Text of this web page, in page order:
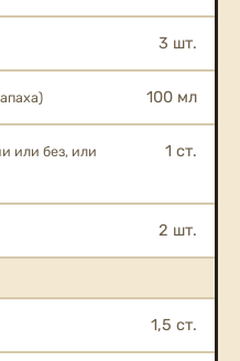
3 шт.
100 мл
или без, или
1 ст.
2 шт.
1,5 ст.